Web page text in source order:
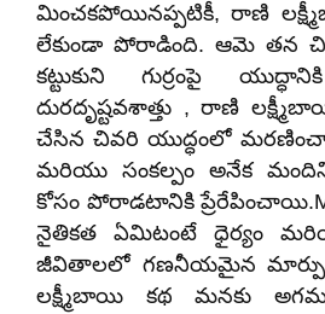
మించకపోయినప్పటికీ, రాణి
లేకుండా పోరాడింది. ఆమె తన
కట్టుకుని గుర్రంపై
దురదృష్టవశాత్తు , రాణి
చేసిన చివరి యుద్ధంలో
మరియు సంకల్పం అనేక
కోసం పోరాడటానికి
నైతికత ఏమిటంటే ధైర్యం
జీవితాలలో గణనీయమైన
లక్ష్మీబాయి కథ మనకు